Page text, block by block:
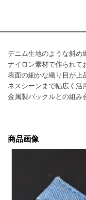
デニム生地のような斜め
ナイロン素材で作られて
表面の細かな織り目が上
ネスシーンまで幅広く活
金属製バックルとの組み
商品画像